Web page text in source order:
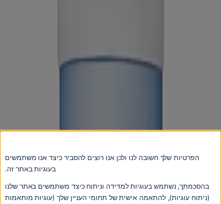
הפרטיות שלך חשובה לנו ולכן אנו רוצים להסביר כיצד אנו משתמשים
בעוגיות באתר זה.
בהסכמתך, נשתמש בעוגיות למדידה וניתוח כיצד משתמשים באתר שלנו
(ניתוח עוגיות), להתאמה אישית של תחומי העניין שלך (עוגיות מותאמות